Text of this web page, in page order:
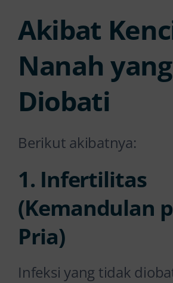
Akibat
Nanah
Diobati
Berikut akibatnya:
1. Infertilitas
(Kemandulan
Pria)
Infeksi yang tidak